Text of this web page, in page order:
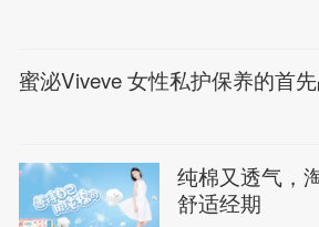
蜜泌Viveve 女性私护保养的首
纯棉又透气，
舒适经期